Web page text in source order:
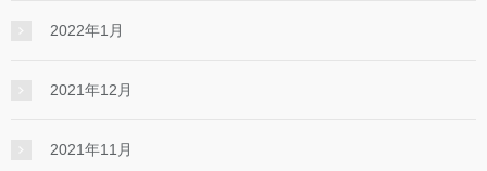
2022年1月
2021年12月
2021年11月